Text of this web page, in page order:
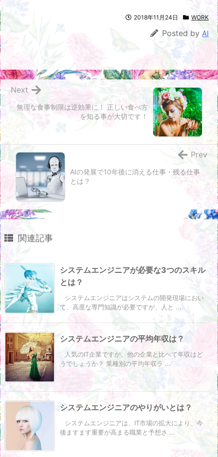
2018年11月24日 WORK
Posted by AI
無理な食事制限は逆効果に！ 正しい食べ方
を知る事が大切です！
Next
AIの発展で10年後に消える仕事・残る仕事
とは？
Prev
関連記事
システムエンジニアが必要な3つのスキル
とは？
システムエンジニアはシステムの開発現場におい
て、高度な専門知識が必要ですが、人と ...
システムエンジニアの平均年収は？
人気のIT企業ですが、他の企業と比べて年収はど
うでしょうか？ 業種別の平均年収ラ ...
システムエンジニアのやりがいとは？
システムエンジニアは、IT市場の拡大により、今
後ますます重要が高まる職業と予想さ ...